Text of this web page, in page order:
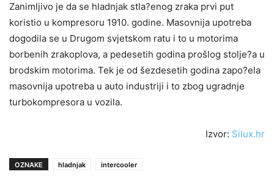
Zanimljivo je da se hladnjak stla?enog zraka prvi put
koristio u kompresoru 1910. godine. Masovnija upotreba
dogodila se u Drugom svjetskom ratu i to u motorima
borbenih zrakoplova, a pedesetih godina prošlog stolje?a u
brodskim motorima. Tek je od šezdesetih godina zapo?ela
masovnija upotreba u auto industriji i to zbog ugradnje
turbokompresora u vozila.
Izvor: Silux.hr
OZNAKE hladnjak intercooler